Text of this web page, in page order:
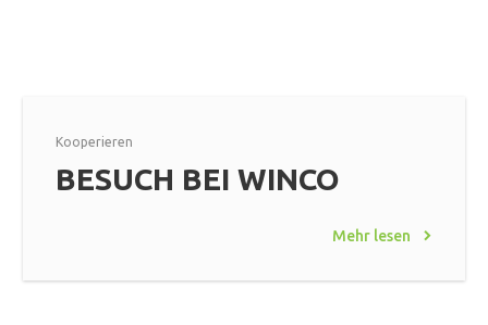
Kooperieren
BESUCH BEI WINCO
Mehr lesen